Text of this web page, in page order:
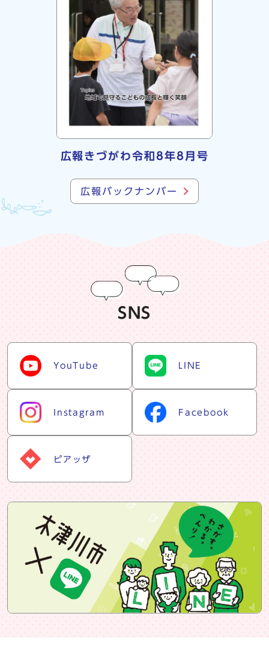
広報きづがわ令和8年8月号
広報バックナンバー
SNS
snsリスト
YouTube LINE
Instagram Facebook
ピアッザ
snsバナー